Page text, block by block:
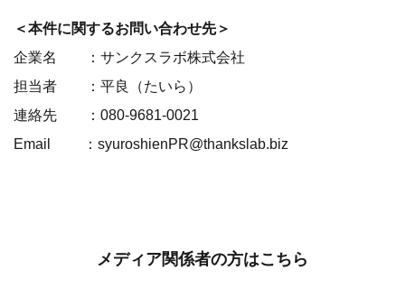
＜本件に関するお問い合わせ先＞
企業名 ：サンクスラボ株式会社
担当者 ：平良（たいら）
連絡先 ：080-9681-0021
Email ：syuroshienPR@thankslab.biz
メディア関係者の方はこちら